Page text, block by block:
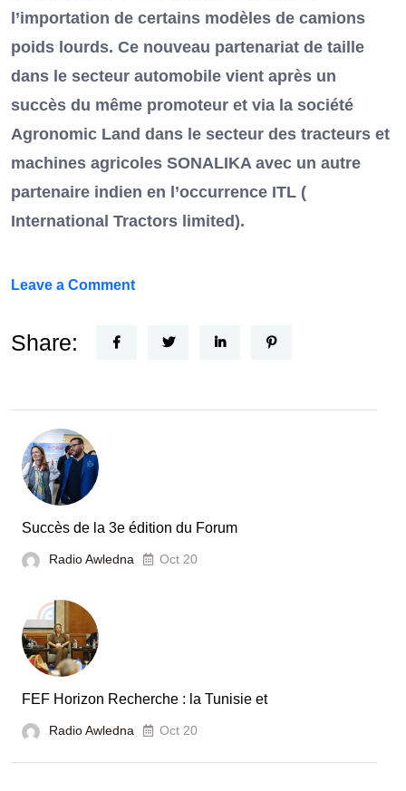
l’importation de certains modèles de camions
poids lourds. Ce nouveau partenariat de taille
dans le secteur automobile vient après un
succès du même promoteur et via la société
Agronomic Land dans le secteur des tracteurs et
machines agricoles SONALIKA avec un autre
partenaire indien en l’occurrence ITL (
International Tractors limited).
Leave a Commenton
Nouvel
le
Tunisie
Share:
Succès de la 3e édition du Forum
Radio Awledna Oct 20
FEF Horizon Recherche : la Tunisie et
Radio Awledna Oct 20